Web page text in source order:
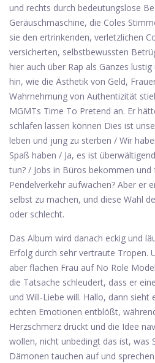
und rechts durch bedeutungslose
Geräuschmaschine, die Coles
sie den ertrinkenden, verletzlichen
versicherten, selbstbewussten
hier auch über Rap als Ganzes
hin, wie die Ästhetik von Geld,
Wahrnehmung von Authentizität
MGMTs Time To Pretend an. Er
schlafen lassen können Dies ist
leben und jung zu sterben / Wir
Spaß haben / Ja, es ist
tun? / Jobs in Büros bekommen
Pendelverkehr aufwachen? Aber er
selbst zu machen, und diese Wahl
oder schlecht.
Das Album wird danach eckig und
Erfolg durch sehr vertraute Tropen.
aber flachen Frau auf No Role
die Tatsache schleudert, dass er
und Will-Liebe will. Hallo, dann sieht
echten Emotionen entblößt,
Herzschmerz drückt und die Idee
wollen, nicht unbedingt das ist, was
Dämonen tauchen auf und